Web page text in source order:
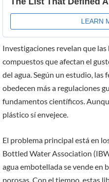
Investigaciones revelan que
compuestos que afectan el
del agua. Según un estudio, las
obedecen más a regulaciones
fundamentos científicos.
plástico sí envejece.
El problema principal está en
Bottled Water Association
agua embotellada se vende en
porosas. Con el tiempo, estas